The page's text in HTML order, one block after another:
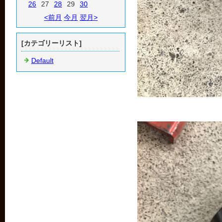
26 27 28 29
30
<前月 今月 翌月>
[カテゴリーリスト]
Default